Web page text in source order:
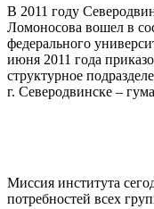
В 2011 году
Ломоносова вошел в
федерального
июня 2011 года
структурное
г. Северодвинске –
Миссия института
потребностей всех